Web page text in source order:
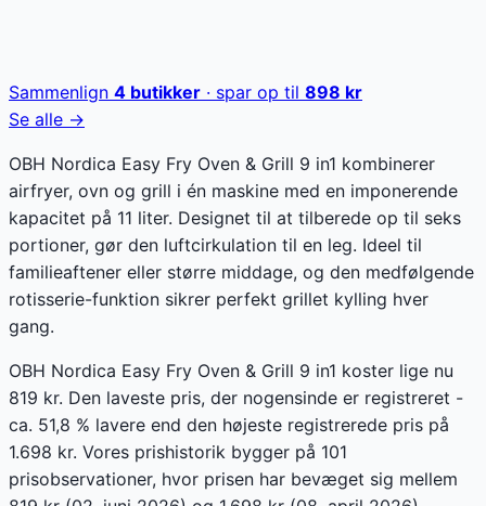
Sammenlign 4 butikker · spar op til 898 kr
Se alle →
OBH Nordica Easy Fry Oven & Grill 9 in1 kombinerer
airfryer, ovn og grill i én maskine med en imponerende
kapacitet på 11 liter. Designet til at tilberede op til seks
portioner, gør den luftcirkulation til en leg. Ideel til
familieaftener eller større middage, og den medfølgende
rotisserie-funktion sikrer perfekt grillet kylling hver
gang.
OBH Nordica Easy Fry Oven & Grill 9 in1 koster lige nu
819 kr. Den laveste pris, der nogensinde er registreret -
ca. 51,8 % lavere end den højeste registrerede pris på
1.698 kr. Vores prishistorik bygger på 101
prisobservationer, hvor prisen har bevæget sig mellem